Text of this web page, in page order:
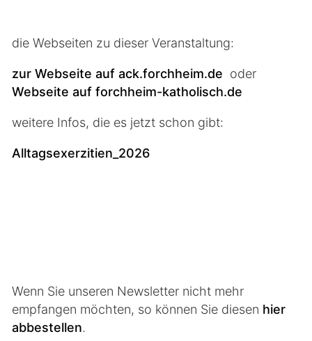
die Webseiten zu dieser Veranstaltung:
zur Webseite auf ack.forchheim.de oder
Webseite auf forchheim-katholisch.de
weitere Infos, die es jetzt schon gibt:
Alltagsexerzitien_2026
Wenn Sie unseren Newsletter nicht mehr
empfangen möchten, so können Sie diesen hier
abbestellen.